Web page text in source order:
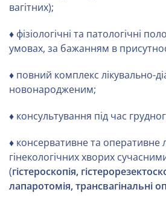
вагітних);
♦ фізіологічні та патологічні
умовах, за бажанням в
♦ повний комплекс лікувально-
новонародженим;
♦ консультування під час
♦ консервативне та оперативне
гінекологічних хворих
(гістероскопія,
лапаротомія, трансвагінальні